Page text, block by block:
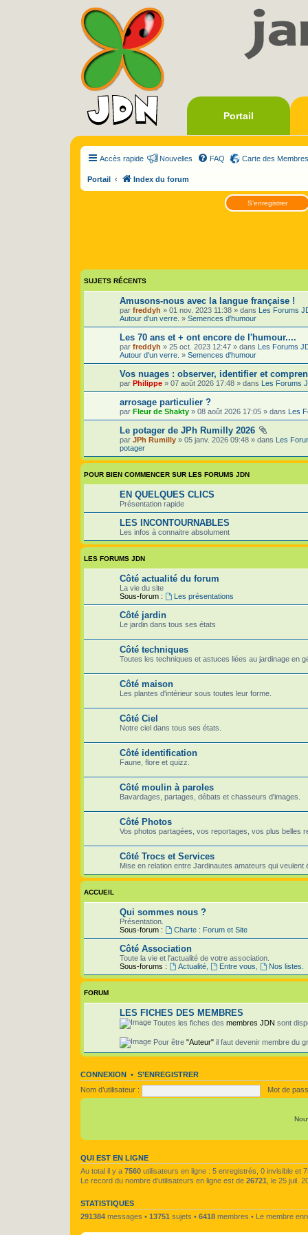
Portail
Accès rapide Nouvelles FAQ Carte des Membres
Portail Index du forum
S’enregistrer
SUJETS RÉCENTS
Amusons-nous avec la langue française !
par freddyh » 01 nov. 2023 11:38 » dans Les Forums
Autour d'un verre. » Semences d'humour
Les 70 ans et + ont encore de l'humour....
par freddyh » 25 oct. 2023 12:47 » dans Les Forums
Autour d'un verre. » Semences d'humour
Vos nuages : observer, identifier et
par Philippe » 07 août 2026 17:48 » dans Les Forums
arrosage particulier ?
par Fleur de Shakty » 08 août 2026 17:05 » dans Les
Le potager de JPh Rumilly 2026
par JPh Rumilly » 05 janv. 2026 09:48 » dans Les
potager
POUR BIEN COMMENCER SUR LES FORUMS JDN
EN QUELQUES CLICS
Présentation rapide
LES INCONTOURNABLES
Les infos à connaitre absolument
LES FORUMS JDN
Côté actualité du forum
La vie du site
Sous-forum :
Les présentations
Côté jardin
Le jardin dans tous ses états
Côté techniques
Toutes les techniques et astuces liées au jardinage en
Côté maison
Les plantes d'intérieur sous toutes leur forme.
Côté Ciel
Notre ciel dans tous ses états.
Côté identification
Faune, flore et quizz.
Côté moulin à paroles
Bavardages, partages, débats et chasseurs d'images.
Côté Photos
Vos photos partagées, vos reportages, vos plus belles
Côté Trocs et Services
Mise en relation entre Jardinautes amateurs qui
ACCUEIL
Qui sommes nous ?
Présentation.
Sous-forum :
Charte : Forum et Site
Côté Association
Toute la vie et l'actualité de votre association.
Sous-forums :
Actualité, Entre vous Nos listes.
FORUM
LES FICHES DES MEMBRES
Toutes les fiches des membres JDN sont
Pour être "Auteur" il faut devenir membre du
CONNEXION • S’ENREGISTRER
Nom d’utilisateur :
Mot de
QUI EST EN LIGNE
Au total il y a 7560 utilisateurs en ligne : 5 enregistrés, 0 invisible et
Le record du nombre d’utilisateurs en ligne est de 26721 , le 25 juil.
STATISTIQUES
291384 messages • 13751 sujets • 6418 membres • Le membre